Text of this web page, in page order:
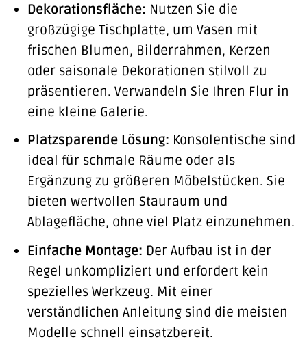
Dekorationsfläche: Nutzen Sie die
großzügige Tischplatte, um Vasen mit
frischen Blumen, Bilderrahmen, Kerzen
oder saisonale Dekorationen stilvoll zu
präsentieren. Verwandeln Sie Ihren Flur in
eine kleine Galerie.
Platzsparende Lösung: Konsolentische sind
ideal für schmale Räume oder als
Ergänzung zu größeren Möbelstücken. Sie
bieten wertvollen Stauraum und
Ablagefläche, ohne viel Platz einzunehmen.
Einfache Montage: Der Aufbau ist in der
Regel unkompliziert und erfordert kein
spezielles Werkzeug. Mit einer
verständlichen Anleitung sind die meisten
Modelle schnell einsatzbereit.